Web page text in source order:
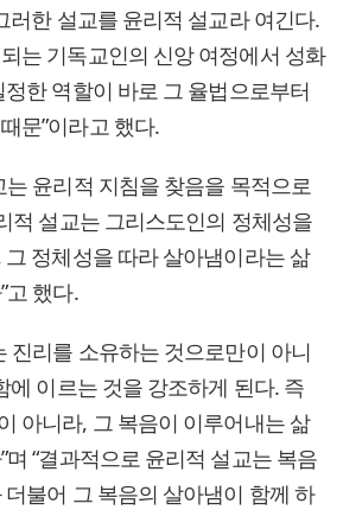
러한 설교를 윤리적 설교라 여긴다.
는 기독교인의 신앙 여정에서 성화
한 역할이 바로 그 율법으로부터
문”이라고 했다.
는 윤리적 지침을 찾음을 목적으로
적 설교는 그리스도인의 정체성을
정체성을 따라 살아냄이라는 삶
고 했다.
진리를 소유하는 것으로만이 아니
에 이르는 것을 강조하게 된다. 즉
아니라, 그 복음이 이루어내는 삶
며 “결과적으로 윤리적 설교는 복음
불어 그 복음의 살아냄이 함께 하